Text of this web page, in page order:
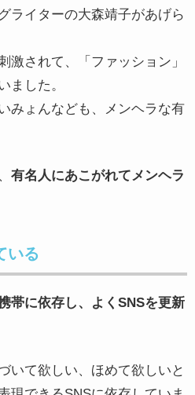
ライターの大森靖子があげら
激されて、「ファッション」
ました。
みょんなども、メンヘラな有
有名人にあこがれてメンヘラ
いる
帯に依存し、よくSNSを更新
いて欲しい、ほめて欲しいと